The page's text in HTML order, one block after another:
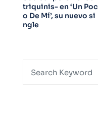
triquinis- en ‘Un Poc
o De Mí’, su nuevo si
ngle